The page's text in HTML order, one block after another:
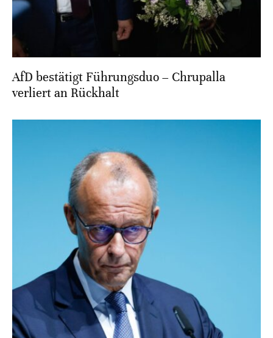
AfD bestätigt Führungsduo – Chrupalla
verliert an Rückhalt